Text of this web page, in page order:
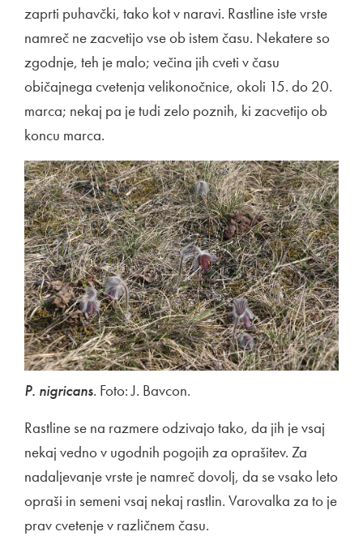
zaprti puhavčki, tako kot v naravi. Rastline iste vrste
namreč ne zacvetijo vse ob istem času. Nekatere so
zgodnje, teh je malo; večina jih cveti v času
običajnega cvetenja velikonočnice, okoli 15. do 20.
marca; nekaj pa je tudi zelo poznih, ki zacvetijo ob
koncu marca.
P. nigricans. Foto: J. Bavcon.
Rastline se na razmere odzivajo tako, da jih je vsaj
nekaj vedno v ugodnih pogojih za oprašitev. Za
nadaljevanje vrste je namreč dovolj, da se vsako leto
opraši in semeni vsaj nekaj rastlin. Varovalka za to je
prav cvetenje v različnem času.